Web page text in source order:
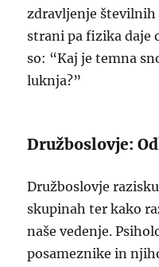
zdravljenje številnih
strani pa fizika daje
so: “Kaj je temna
luknja?”
Družboslovje:
Družboslovje
skupinah ter kako
naše vedenje.
posameznike in